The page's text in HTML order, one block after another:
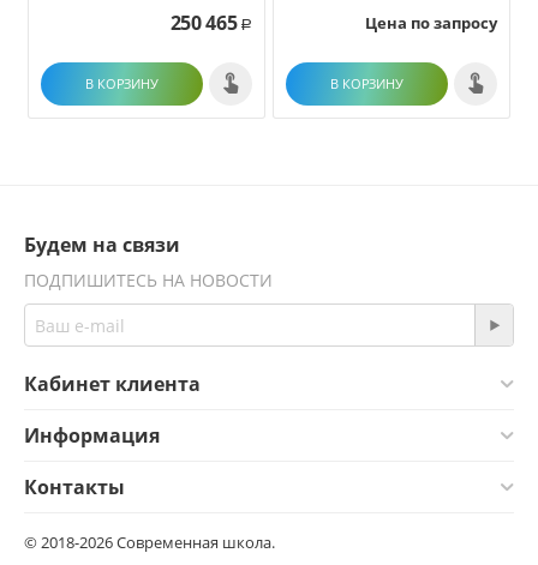
250 465 Р
В КОРЗИНУ
Цена по запросу
В КОРЗИНУ
Будем на связи
ПОДПИШИТЕСЬ НА НОВОСТИ
Кабинет клиента
Информация
Контакты
© 2018-2026 Современная школа.